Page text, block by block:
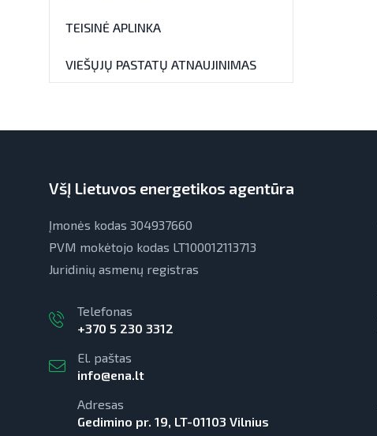
TEISINĖ APLINKA
VIEŠŲJŲ PASTATŲ ATNAUJINIMAS
VšĮ Lietuvos energetikos agentūra
Įmonės kodas 304937660
PVM mokėtojo kodas LT100012113713
Juridinių asmenų registras
Telefonas
+370 5 230 3312
El. paštas
info@ena.lt
Adresas
Gedimino pr. 19, LT-01103 Vilnius